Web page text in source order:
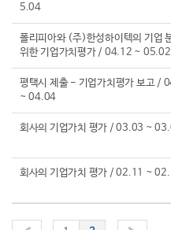
5.04
폴리피아와 (주)한성하이텍의 기업
위한 기업가치평가 / 04.12 ~ 05.02
평택시 제출 - 기업가치평가 보고 /
~ 04.04
회사의 기업가치 평가 / 03.03 ~
회사의 기업가치 평가 / 02.11 ~